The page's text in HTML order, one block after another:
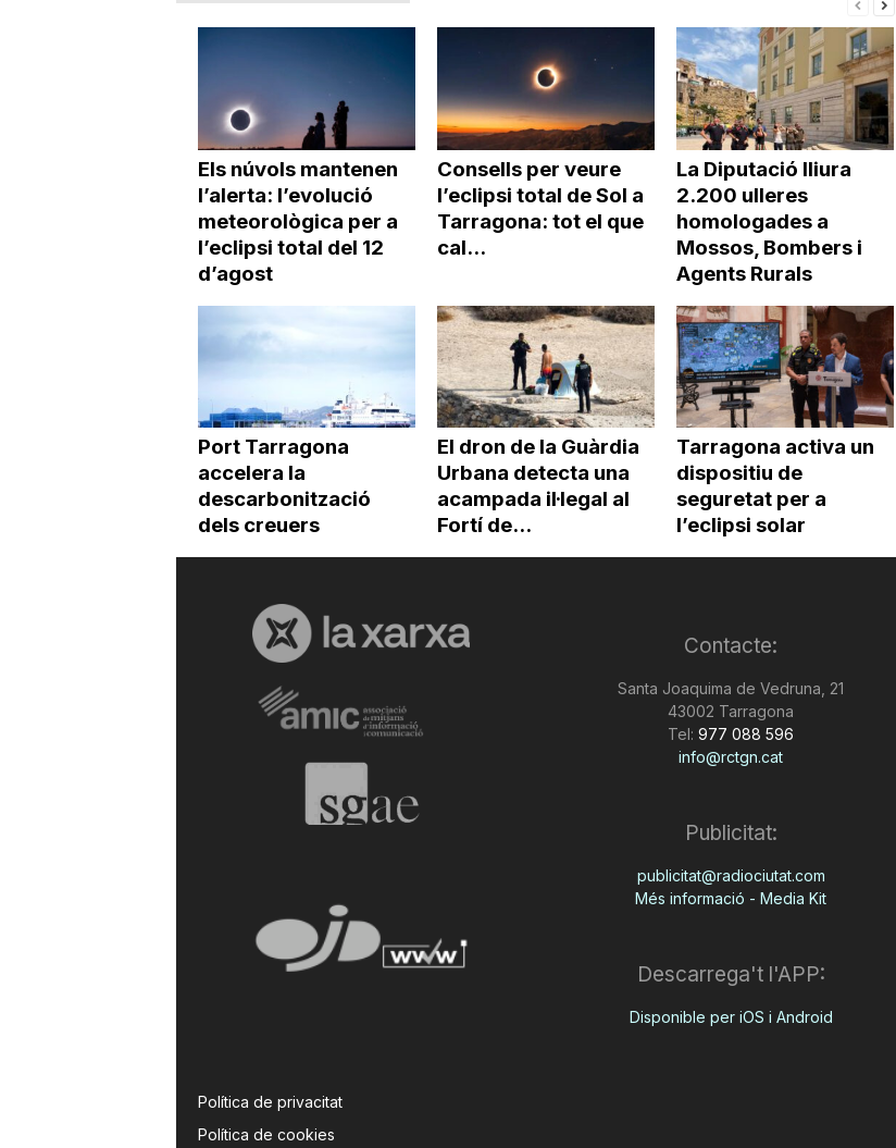
disminuir
el
volum.
Els núvols mantenen
l’alerta: l’evolució
meteorològica per a
l’eclipsi total del 12
d’agost
Consells per veure
l’eclipsi total de Sol a
Tarragona: tot el que
cal...
La Diputació lliura
2.200 ulleres
homologades a
Mossos, Bombers i
Agents Rurals
Port Tarragona
accelera la
descarbonització
dels creuers
El dron de la Guàrdia
Urbana detecta una
acampada il·legal al
Fortí de...
Tarragona activa un
dispositiu de
seguretat per a
l’eclipsi solar
Política de privacitat
Política de cookies
Contacte:
Santa Joaquima de Vedruna, 21
43002 Tarragona
Tel: 977 088 596
info@rctgn.cat
Publicitat:
publicitat@radiociutat.com
Més informació - Media Kit
Descarrega't l'APP:
Disponible per iOS i Android